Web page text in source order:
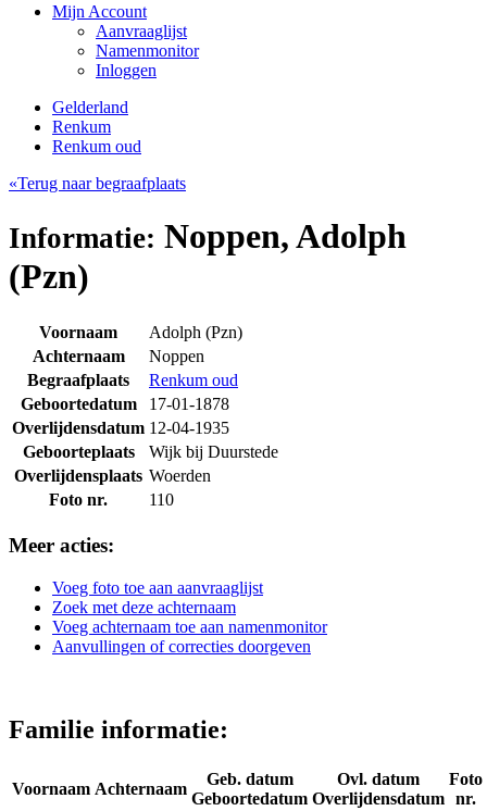
Mijn Account
Aanvraaglijst
Namenmonitor
Inloggen
Gelderland
Renkum
Renkum oud
«Terug naar begraafplaats
Informatie: Noppen, Adolph
(Pzn)
Voornaam
Adolph (Pzn)
Achternaam
Noppen
Begraafplaats
Renkum oud
Geboortedatum
17-01-1878
Overlijdensdatum 12-04-1935
Geboorteplaats
Wijk bij Duurstede
Overlijdensplaats Woerden
Foto nr.
110
Meer acties:
Voeg foto toe aan aanvraaglijst
Zoek met deze achternaam
Voeg achternaam toe aan namenmonitor
Aanvullingen of correcties doorgeven
Familie informatie:
Voornaam Achternaam
Geb. datum
Geboortedatum
Ovl. datum
Overlijdensdatum
Foto
nr.